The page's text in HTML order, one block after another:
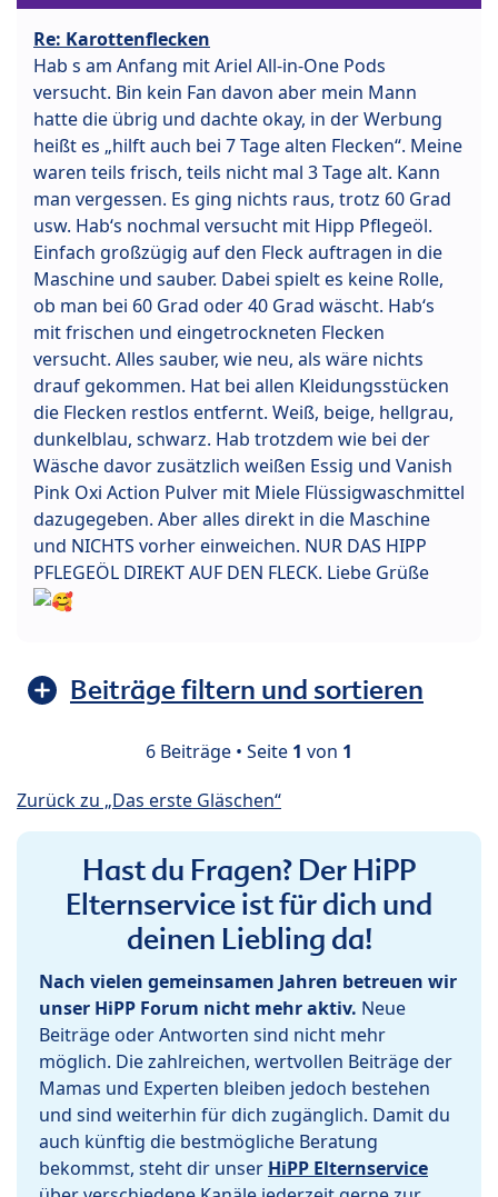
Re: Karottenflecken
Hab s am Anfang mit Ariel All-in-One Pods
versucht. Bin kein Fan davon aber mein Mann
hatte die übrig und dachte okay, in der Werbung
heißt es „hilft auch bei 7 Tage alten Flecken“. Meine
waren teils frisch, teils nicht mal 3 Tage alt. Kann
man vergessen. Es ging nichts raus, trotz 60 Grad
usw. Hab‘s nochmal versucht mit Hipp Pflegeöl.
Einfach großzügig auf den Fleck auftragen in die
Maschine und sauber. Dabei spielt es keine Rolle,
ob man bei 60 Grad oder 40 Grad wäscht. Hab‘s
mit frischen und eingetrockneten Flecken
versucht. Alles sauber, wie neu, als wäre nichts
drauf gekommen. Hat bei allen Kleidungsstücken
die Flecken restlos entfernt. Weiß, beige, hellgrau,
dunkelblau, schwarz. Hab trotzdem wie bei der
Wäsche davor zusätzlich weißen Essig und Vanish
Pink Oxi Action Pulver mit Miele Flüssigwaschmittel
dazugegeben. Aber alles direkt in die Maschine
und NICHTS vorher einweichen. NUR DAS HIPP
PFLEGEÖL DIREKT AUF DEN FLECK. Liebe Grüße
Beiträge filtern und sortieren
6 Beiträge • Seite 1 von 1
Zurück zu „Das erste Gläschen“
Hast du Fragen? Der HiPP
Elternservice ist für dich und
deinen Liebling da!
Nach vielen gemeinsamen Jahren betreuen wir
unser HiPP Forum nicht mehr aktiv. Neue
Beiträge oder Antworten sind nicht mehr
möglich. Die zahlreichen, wertvollen Beiträge der
Mamas und Experten bleiben jedoch bestehen
und sind weiterhin für dich zugänglich. Damit du
auch künftig die bestmögliche Beratung
bekommst, steht dir unser HiPP Elternservice